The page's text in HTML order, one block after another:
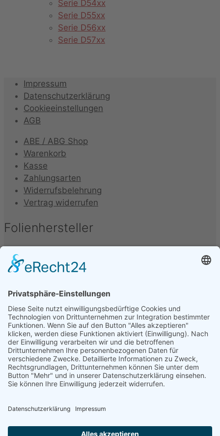
Serie D54xx
Serie D55xx
Serie D56xx
Serie D57xx
Impressum
Datenschutzerklärung
Cookieeinstellungen
AGB
ABE / ABG Shop
Warenkorb
Kasse
Zahlungsarten
Widerrufsbelehrung
Vertrag widerrufen
Folienhersteller
Unter folgenden Namen werden Kfz-Tönungsfolien
vertrieben oder hergestellt: Armolan, Aquasun,
Film, Madico, SunGuard, Johnson, Oracal, Orpro,
3M, Hexis, SL, Avery, Bruxafol um nur einige zu
nennen.
Folienbezeichnungen
Folien werden unter verschiedenen Bezeichnungen
vertrieben, diese sind u.a.: Alu Dark, Pinnacle,
Blacknight, Supreme, Black Mirror, Basic Grey, Secur
Clear, Omega, Real Carbon, uvm.